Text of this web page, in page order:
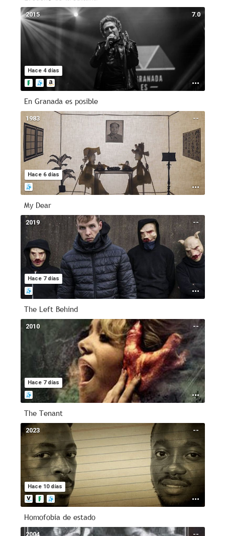
7.0
Hace 4 días
2015
En Granada es posible
--
Hace 6 días
1983
My Dear
--
Hace 7 días
2019
The Left Behind
--
Hace 7 días
2010
The Tenant
--
Hace 10 días
2023
Homofobia de estado
--
2004